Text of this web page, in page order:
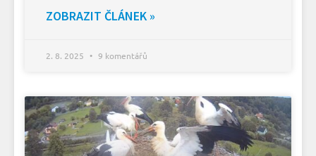
ZOBRAZIT ČLÁNEK »
2. 8. 2025 9 komentářů